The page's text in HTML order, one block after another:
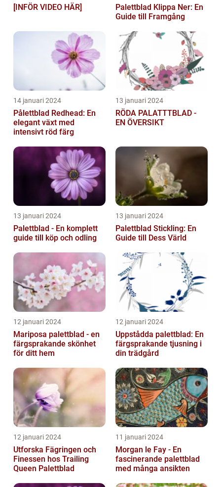
[INFÖR VIDEO HÄR]
Palettblad Klippa Ner: En
Guide till Framgång
14 januari 2024
Pålettblad Redhead: En
elegant växt med
intensivt röd färg
13 januari 2024
RÖDA PALATTTBLAD -
EN ÖVERSIKT
13 januari 2024
Palettblad - En komplett
guide till köp och odling
13 januari 2024
Palettblad Stickling: En
Guide till Dess Värld
12 januari 2024
Mariposa palettblad - en
färgsprakande skönhet
för ditt hem
12 januari 2024
Uppstådda palettblad: En
färgsprakande tjusning i
din trädgård
12 januari 2024
Utforska Fägringen och
Finessen hos Trailing
Queen Palettblad
11 januari 2024
Morgan le Fay - En
fascinerande palettblad
med många ansikten